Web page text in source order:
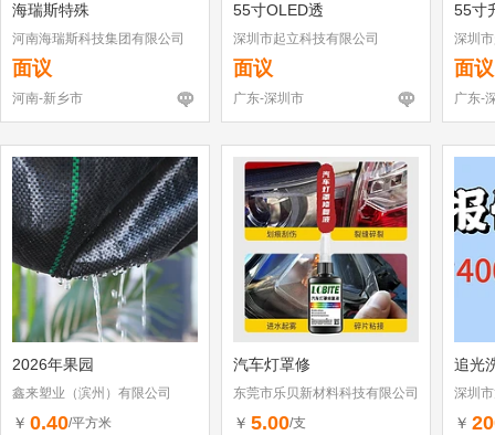
海瑞斯特殊
河南海瑞斯科技集团有限公司
面议
河南-新乡市
55寸OLED透
深圳市起立科技有限公司
面议
广东-深圳市
55寸
深圳
面议
广东-
2026年果园
鑫来塑业（滨州）有限公司
￥ 0.40/平方米
汽车灯罩修
东莞市乐贝新材料科技有限公司
￥ 5.00/支
追光
深圳
（个
￥